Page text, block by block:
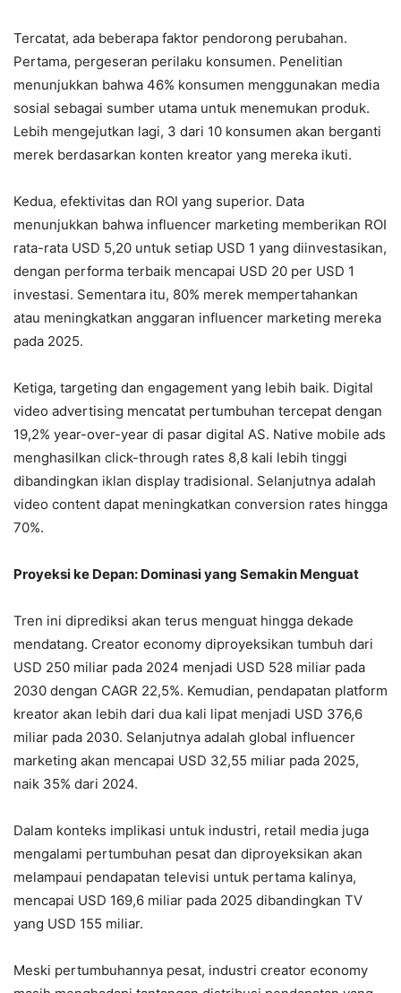
Tercatat, ada beberapa faktor pendorong perubahan.
Pertama, pergeseran perilaku konsumen. Penelitian
menunjukkan bahwa 46% konsumen menggunakan media
sosial sebagai sumber utama untuk menemukan produk.
Lebih mengejutkan lagi, 3 dari 10 konsumen akan berganti
merek berdasarkan konten kreator yang mereka ikuti.
Kedua, efektivitas dan ROI yang superior. Data
menunjukkan bahwa influencer marketing memberikan ROI
rata-rata USD 5,20 untuk setiap USD 1 yang diinvestasikan,
dengan performa terbaik mencapai USD 20 per USD 1
investasi. Sementara itu, 80% merek mempertahankan
atau meningkatkan anggaran influencer marketing mereka
pada 2025.
Ketiga, targeting dan engagement yang lebih baik. Digital
video advertising mencatat pertumbuhan tercepat dengan
19,2% year-over-year di pasar digital AS. Native mobile ads
menghasilkan click-through rates 8,8 kali lebih tinggi
dibandingkan iklan display tradisional. Selanjutnya adalah
video content dapat meningkatkan conversion rates hingga
70%.
Proyeksi ke Depan: Dominasi yang Semakin Menguat
Tren ini diprediksi akan terus menguat hingga dekade
mendatang. Creator economy diproyeksikan tumbuh dari
USD 250 miliar pada 2024 menjadi USD 528 miliar pada
2030 dengan CAGR 22,5%. Kemudian, pendapatan platform
kreator akan lebih dari dua kali lipat menjadi USD 376,6
miliar pada 2030. Selanjutnya adalah global influencer
marketing akan mencapai USD 32,55 miliar pada 2025,
naik 35% dari 2024.
Dalam konteks implikasi untuk industri, retail media juga
mengalami pertumbuhan pesat dan diproyeksikan akan
melampaui pendapatan televisi untuk pertama kalinya,
mencapai USD 169,6 miliar pada 2025 dibandingkan TV
yang USD 155 miliar.
Meski pertumbuhannya pesat, industri creator economy